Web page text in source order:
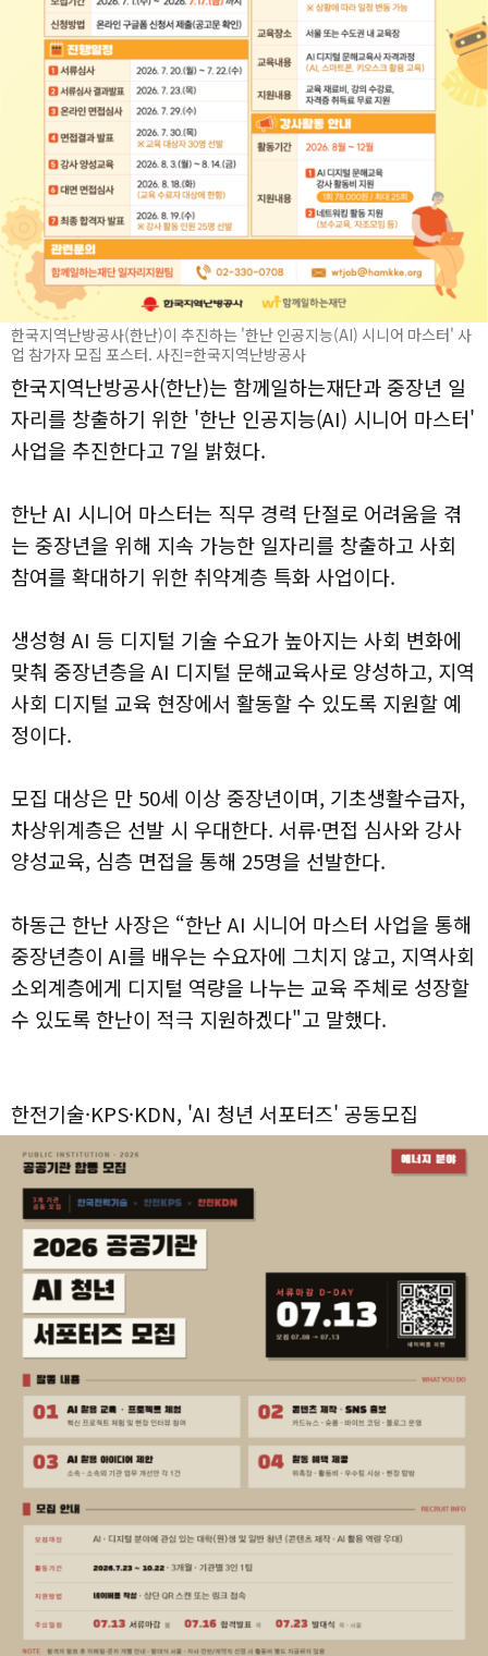
한국지역난방공사(한난)이 추진하는 '한난 인공지능(AI) 시니어 마스터' 사
업 참가자 모집 포스터. 사진=한국지역난방공사
한국지역난방공사(한난)는 함께일하는재단과 중장년 일
자리를 창출하기 위한 '한난 인공지능(AI) 시니어 마스터'
사업을 추진한다고 7일 밝혔다.
한난 AI 시니어 마스터는 직무 경력 단절로 어려움을 겪
는 중장년을 위해 지속 가능한 일자리를 창출하고 사회
참여를 확대하기 위한 취약계층 특화 사업이다.
생성형 AI 등 디지털 기술 수요가 높아지는 사회 변화에
맞춰 중장년층을 AI 디지털 문해교육사로 양성하고, 지역
사회 디지털 교육 현장에서 활동할 수 있도록 지원할 예
정이다.
모집 대상은 만 50세 이상 중장년이며, 기초생활수급자,
차상위계층은 선발 시 우대한다. 서류·면접 심사와 강사
양성교육, 심층 면접을 통해 25명을 선발한다.
하동근 한난 사장은 “한난 AI 시니어 마스터 사업을 통해
중장년층이 AI를 배우는 수요자에 그치지 않고, 지역사회
소외계층에게 디지털 역량을 나누는 교육 주체로 성장할
수 있도록 한난이 적극 지원하겠다"고 말했다.
한전기술·KPS·KDN, 'AI 청년 서포터즈' 공동모집